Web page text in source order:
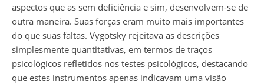
aspectos que as sem deficiência e sim, desenvolvem-se de
outra maneira. Suas forças eram muito mais importantes
do que suas faltas. Vygotsky rejeitava as descrições
simplesmente quantitativas, em termos de traços
psicológicos refletidos nos testes psicológicos, destacando
que estes instrumentos apenas indicavam uma visão